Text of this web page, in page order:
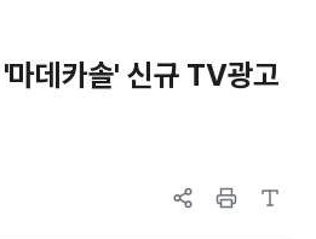
마데카솔' 신규 TV광고